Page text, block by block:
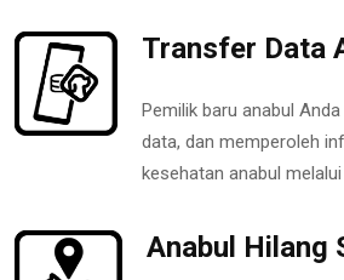
Transfer Data
Pemilik baru anabul
data, dan memperoleh
kesehatan anabul
Anabul Hilang